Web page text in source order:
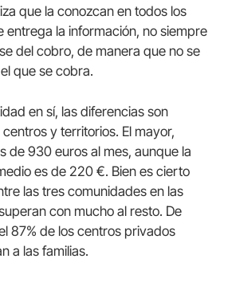
que la conozcan en todos los
entrega la información, no siempre
del cobro, de manera que no se
que se cobra.
en sí, las diferencias son
y territorios. El mayor,
de 930 euros al mes, aunque la
es de 220 €. Bien es cierto
las tres comunidades en las
con mucho al resto. De
87% de los centros privados
a las familias.